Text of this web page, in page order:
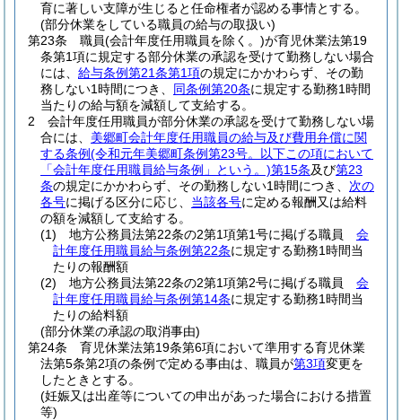
育に著しい支障が生じると任命権者が認める事情とする。
(部分休業をしている職員の給与の取扱い)
第23条
職員(会計年度任用職員を除く。)が育児休業法第19
条第1項に規定する部分休業の承認を受けて勤務しない場合
には、 給与条例第21条第1項の規定にかかわらず、その勤
務しない1時間につき、 同条例第20条に規定する勤務1時間
当たりの給与額を減額して支給する。
2
会計年度任用職員が部分休業の承認を受けて勤務しない場
合には、 美郷町会計年度任用職員の給与及び費用弁償に関
する条例(令和元年美郷町条例第23号。以下この項において
「会計年度任用職員給与条例」という。)第15条及び第23
条の規定にかかわらず、その勤務しない1時間につき、 次の
各号に掲げる区分に応じ、 当該各号に定める報酬又は給料
の額を減額して支給する。
(1)
地方公務員法第22条の2第1項第1号に掲げる職員 会
計年度任用職員給与条例第22条に規定する勤務1時間当
たりの報酬額
(2)
地方公務員法第22条の2第1項第2号に掲げる職員 会
計年度任用職員給与条例第14条に規定する勤務1時間当
たりの給料額
(部分休業の承認の取消事由)
第24条
育児休業法第19条第6項において準用する育児休業
法第5条第2項の条例で定める事由は、職員が第3項変更を
したときとする。
(妊娠又は出産等についての申出があった場合における措置
等)